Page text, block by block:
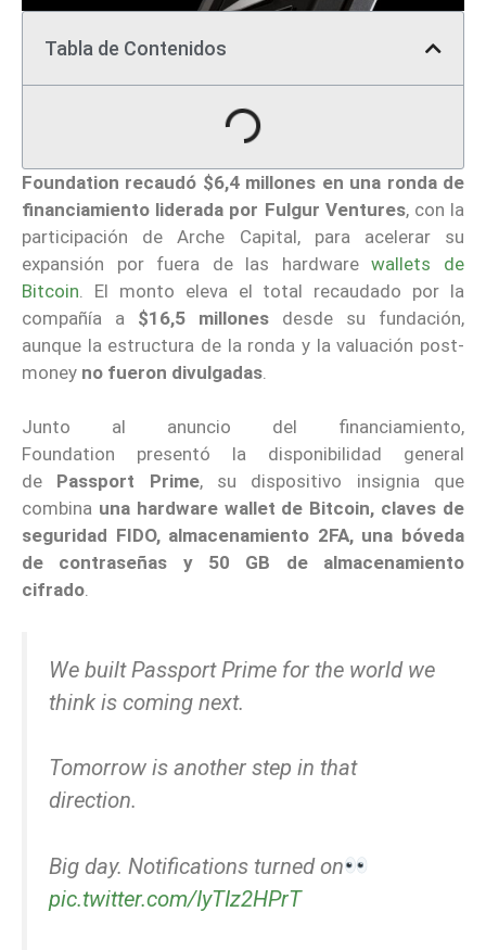
Tabla de Contenidos
Foundation recaudó $6,4 millones en una ronda de
financiamiento liderada por Fulgur Ventures, con la
participación de Arche Capital, para acelerar su
expansión por fuera de las hardwarewallets de
Bitcoin . El monto eleva el total recaudado por la
compañía a $16,5 millones desde su fundación,
aunque la estructura de la ronda y la valuación post-
money no fueron divulgadas
Junto al anuncio del financiamiento,
Foundation presentó la disponibilidad general
de Passport Prime, su dispositivo insignia que
combina una hardware wallet de Bitcoin, claves de
seguridad FIDO, almacenamiento 2FA, una bóveda
de contraseñas y 50 GB de almacenamiento
cifrado.
We built Passport Prime for the world we
think is coming next.
Tomorrow is another step in that
direction.
Big day. Notifications turned on
pic.twitter.com/IyTIz2HPrT